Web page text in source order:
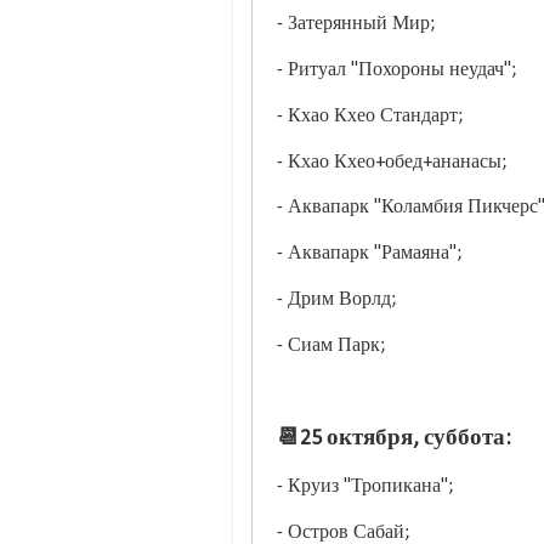
- Затерянный Мир;
- Ритуал "Похороны неудач";
- Кхао Кхео Стандарт;
- Кхао Кхео+обед+ананасы;
- Аквапарк "Коламбия
- Аквапарк "Рамаяна";
- Дрим Ворлд;
- Сиам Парк;
📆25 октября, суббота:
- Круиз "Тропикана";
- Остров Сабай;